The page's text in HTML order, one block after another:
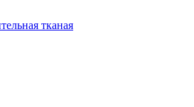
тканая